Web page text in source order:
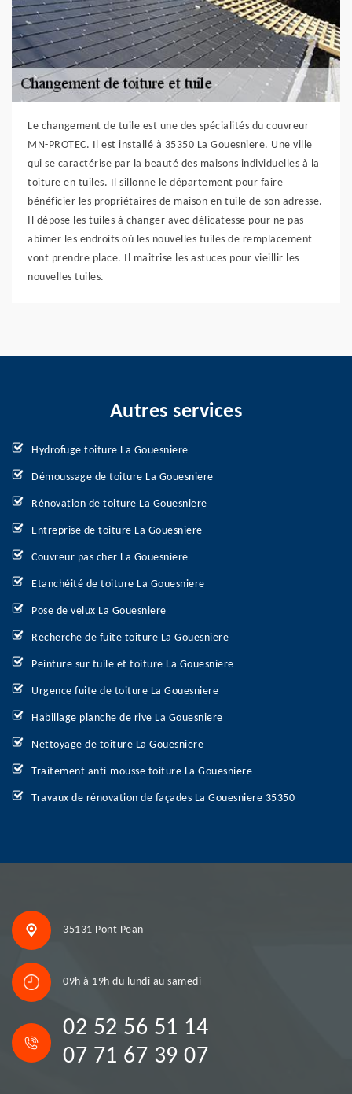
Le changement de tuile est une des spécialités du couvreur
MN-PROTEC. Il est installé à 35350 La Gouesniere. Une ville
qui se caractérise par la beauté des maisons individuelles à la
toiture en tuiles. Il sillonne le département pour faire
bénéficier les propriétaires de maison en tuile de son adresse.
Il dépose les tuiles à changer avec délicatesse pour ne pas
abimer les endroits où les nouvelles tuiles de remplacement
vont prendre place. Il maitrise les astuces pour vieillir les
nouvelles tuiles.
Autres services
Hydrofuge toiture La Gouesniere
Démoussage de toiture La Gouesniere
Rénovation de toiture La Gouesniere
Entreprise de toiture La Gouesniere
Couvreur pas cher La Gouesniere
Etanchéité de toiture La Gouesniere
Pose de velux La Gouesniere
Recherche de fuite toiture La Gouesniere
Peinture sur tuile et toiture La Gouesniere
Urgence fuite de toiture La Gouesniere
Habillage planche de rive La Gouesniere
Nettoyage de toiture La Gouesniere
Traitement anti-mousse toiture La Gouesniere
Travaux de rénovation de façades La Gouesniere 35350
35131 Pont Pean
09h à 19h du lundi au samedi
02 52 56 51 14
07 71 67 39 07